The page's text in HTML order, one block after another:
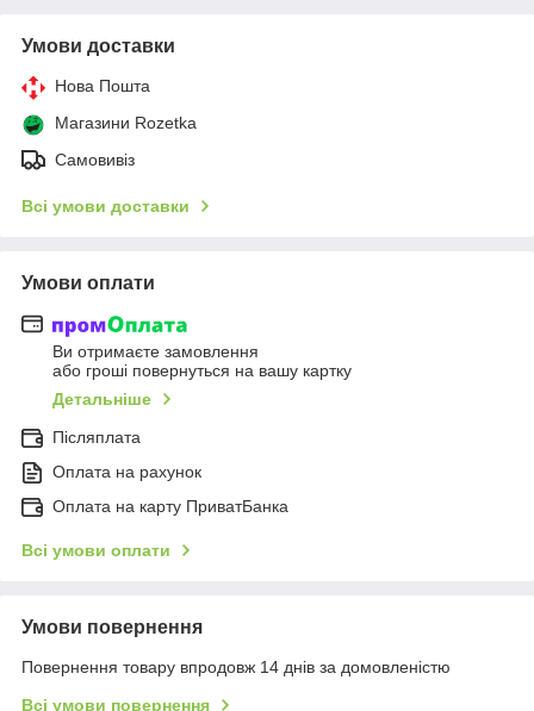
Умови доставки
Нова Пошта
Магазини Rozetka
Самовивіз
Всі умови доставки
Умови оплати
Ви отримаєте замовлення
або гроші повернуться на вашу картку
Детальніше
Післяплата
Оплата на рахунок
Оплата на карту ПриватБанка
Всі умови оплати
Умови повернення
Повернення товару впродовж 14 днів за домовленістю
Всі умови повернення